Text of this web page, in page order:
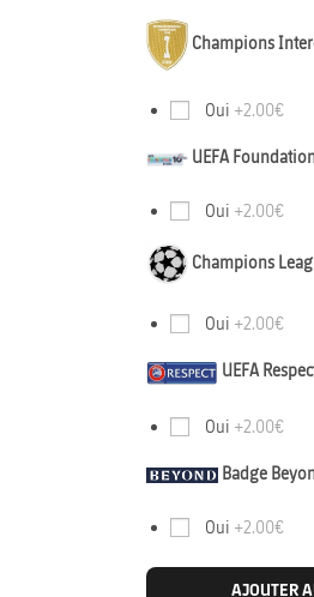
Champions
Oui +2.00€
UEFA
Oui +2.00€
Champions
Oui +2.00€
UEFA
Oui +2.00€
Badge
Oui +2.00€
AJOUTER